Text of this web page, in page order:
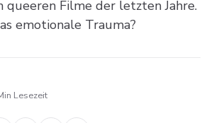
queeren Filme der letzten Jahre.
emotionale Trauma?
Lesezeit